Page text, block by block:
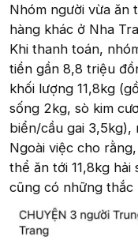
Nhóm người vừa ăn
hàng khác ở Nha
Khi thanh toán,
tiền gần 8,8 triệu
khối lượng 11,8kg
sống 2kg, sò kim
biển/cầu gai 3,5kg),
Ngoài việc cho
thể ăn tới 11,8kg hải
cũng có những thắc